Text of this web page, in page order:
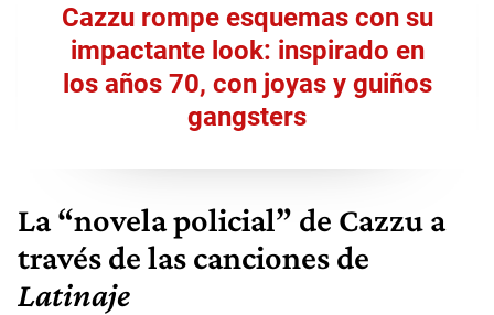
Cazzu rompe esquemas con su
impactante look: inspirado en
los años 70, con joyas y guiños
gangsters
La “novela policial” de Cazzu a
través de las canciones de
Latinaje